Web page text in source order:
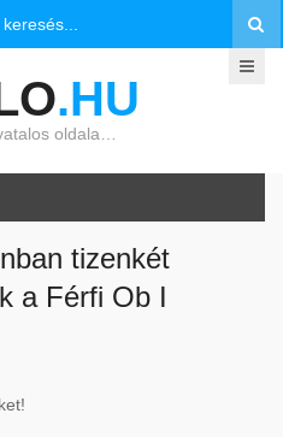
.HU
oldala…
tizenkét
a Férfi Ob I